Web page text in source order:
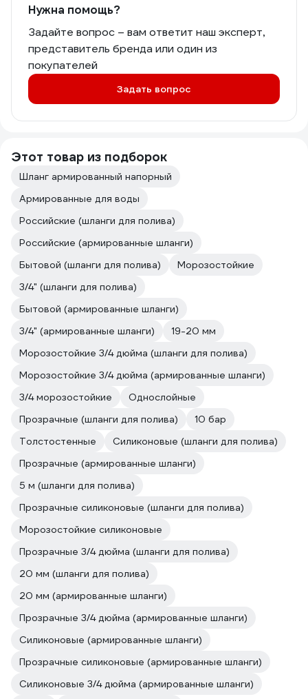
Нужна помощь?
Задайте вопрос – вам ответит наш эксперт,
представитель бренда или один из
покупателей
Задать вопрос
Этот товар из подборок
Шланг армированный напорный
Армированные для воды
Российские (шланги для полива)
Российские (армированные шланги)
Бытовой (шланги для полива)
Морозостойкие
3/4" (шланги для полива)
Бытовой (армированные шланги)
3/4" (армированные шланги)
19-20 мм
Морозостойкие 3/4 дюйма (шланги для полива)
Морозостойкие 3/4 дюйма (армированные шланги)
3/4 морозостойкие
Однослойные
Прозрачные (шланги для полива)
10 бар
Толстостенные
Силиконовые (шланги для полива)
Прозрачные (армированные шланги)
5 м (шланги для полива)
Прозрачные силиконовые (шланги для полива)
Морозостойкие силиконовые
Прозрачные 3/4 дюйма (шланги для полива)
20 мм (шланги для полива)
20 мм (армированные шланги)
Прозрачные 3/4 дюйма (армированные шланги)
Силиконовые (армированные шланги)
Прозрачные силиконовые (армированные шланги)
Силиконовые 3/4 дюйма (армированные шланги)